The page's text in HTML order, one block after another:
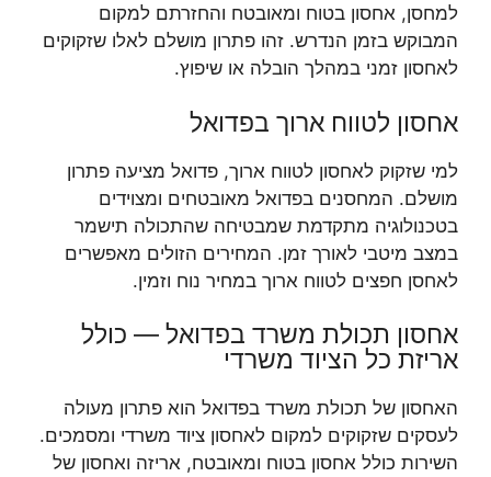
למחסן, אחסון בטוח ומאובטח והחזרתם למקום
המבוקש בזמן הנדרש. זהו פתרון מושלם לאלו שזקוקים
לאחסון זמני במהלך הובלה או שיפוץ.
אחסון לטווח ארוך בפדואל
למי שזקוק לאחסון לטווח ארוך, פדואל מציעה פתרון
מושלם. המחסנים בפדואל מאובטחים ומצוידים
בטכנולוגיה מתקדמת שמבטיחה שהתכולה תישמר
במצב מיטבי לאורך זמן. המחירים הזולים מאפשרים
לאחסן חפצים לטווח ארוך במחיר נוח וזמין.
אחסון תכולת משרד בפדואל — כולל
אריזת כל הציוד משרדי
האחסון של תכולת משרד בפדואל הוא פתרון מעולה
לעסקים שזקוקים למקום לאחסון ציוד משרדי ומסמכים.
השירות כולל אחסון בטוח ומאובטח, אריזה ואחסון של